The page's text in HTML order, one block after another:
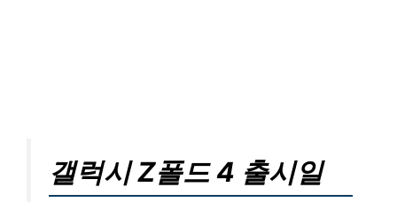
갤럭시 Z폴드 4 출시일